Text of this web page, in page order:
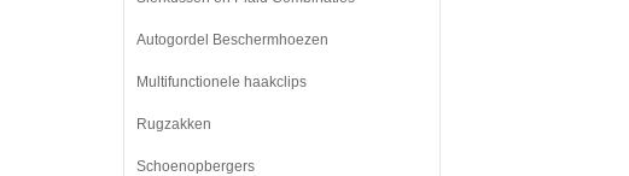
Autogordel Beschermhoezen
Multifunctionele haakclips
Rugzakken
Schoenopbergers